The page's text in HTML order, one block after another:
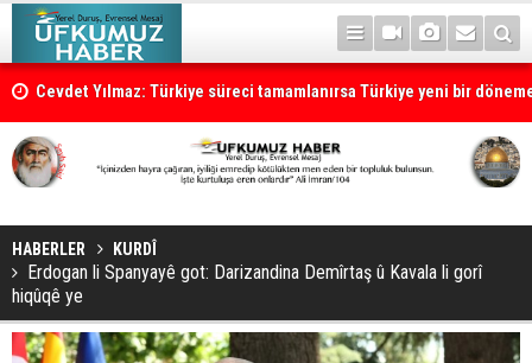
Cevdet Yılmaz: Türkiye süreci tamamlanırsa Türkiye yeni bir
HABERLER KURDÎ
Erdogan li Spanyayê got: Darizandina Demîrtaş û Kavala li gorî
hiqûqê ye